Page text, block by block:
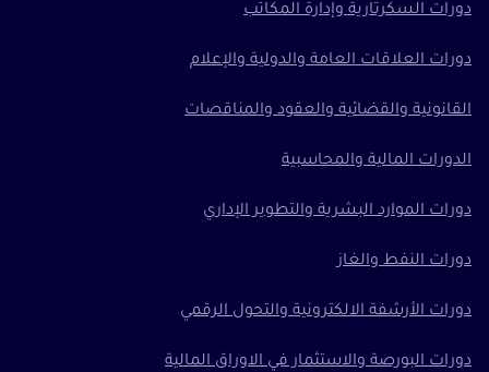
دورات السكرتارية وإدارة المكاتب
دورات العلاقات العامة والدولية والإعلام
القانونية والقضائية والعقود والمناقصات
الدورات المالية والمحاسبية
دورات الموارد البشرية والتطوير الإداري
دورات النفط والغاز
دورات الأرشفة الالكترونية والتحول الرقمي
دورات البورصة والاستثمار في الاوراق المالية